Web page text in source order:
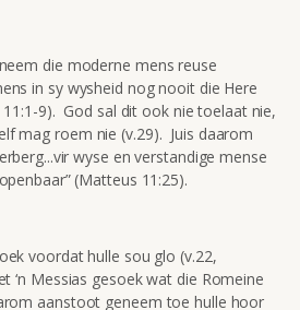
die moderne mens reuse
in sy wysheid nog nooit die Here
11:1-9). God sal dit ook nie toelaat nie,
mag roem nie (v.29). Juis daarom
wyse en verstandige mense
(Matteus 11:25).
voordat hulle sou glo (v.22,
‘n Messias gesoek wat die Romeine
aanstoot geneem toe hulle hoor